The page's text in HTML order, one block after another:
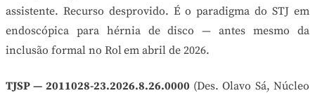
assistente. Recurso desprovido. É o paradigma do STJ em
endoscópica para hérnia de disco — antes mesmo da
inclusão formal no Rol em abril de 2026.
TJSP — 2011028-23.2026.8.26.0000 (Des. Olavo Sá, Núcleo